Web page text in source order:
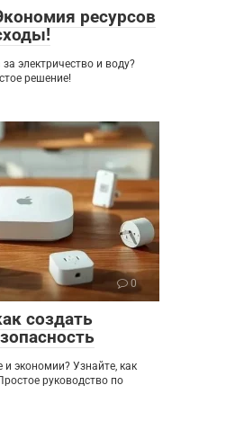
ресурсов
электричество и воду?
решение!
0
создать
и экономии? Узнайте, как
руководство по